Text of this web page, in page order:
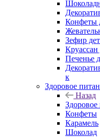
Конфеты
Зефир
Круассан
Печенье
к
Здоровое
Назад
Здоровое
Конфеты
Карамель
Шоколад